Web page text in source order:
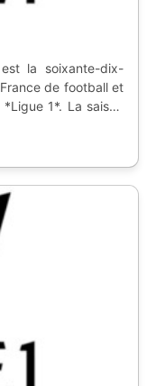
la soixante-dix-
de football et
1*. La saison